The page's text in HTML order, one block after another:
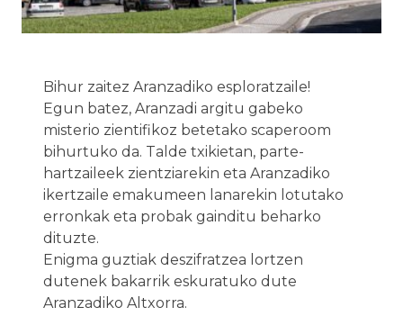
Bihur zaitez Aranzadiko esploratzaile!
Egun batez, Aranzadi argitu gabeko
misterio zientifikoz betetako scaperoom
bihurtuko da. Talde txikietan, parte-
hartzaileek zientziarekin eta Aranzadiko
ikertzaile emakumeen lanarekin lotutako
erronkak eta probak gainditu beharko
dituzte.
Enigma guztiak deszifratzea lortzen
dutenek bakarrik eskuratuko dute
Aranzadiko Altxorra.